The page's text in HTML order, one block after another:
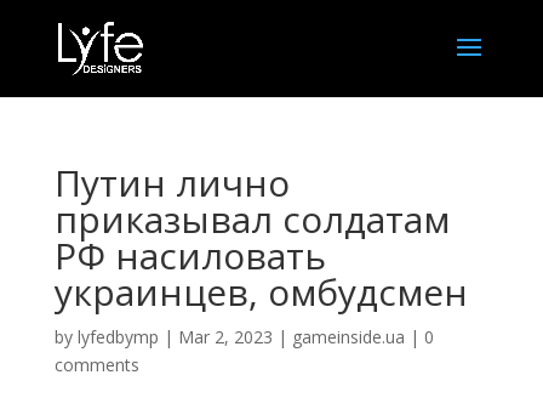
Путин лично
приказывал солдатам
РФ насиловать
украинцев, омбудсмен
by lyfedbymp | Mar 2, 2023 | gameinside.ua | 0
comments